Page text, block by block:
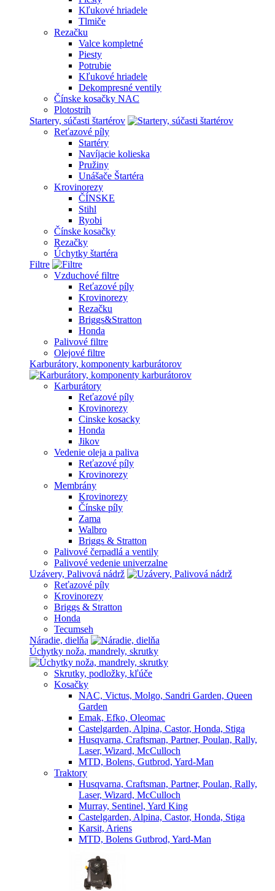
Kľukové hriadele
Tlmiče
Rezačku
Valce kompletné
Piesty
Potrubie
Kľukové hriadele
Dekompresné ventily
Čínske kosačky NAC
Plotostrih
Startery, súčasti štartérov
Reťazové píly
Startéry
Navíjacie kolieska
Pružiny
Unášače Štartéra
Krovinorezy
ČÍNSKE
Stihl
Ryobi
Čínske kosačky
Rezačky
Úchytky štartéra
Filtre
Vzduchové filtre
Reťazové píly
Krovinorezy
Rezačku
Briggs&Stratton
Honda
Palivové filtre
Olejové filtre
Karburátory, komponenty karburátorov
Karburátory
Reťazové píly
Krovinorezy
Cinske kosacky
Honda
Jikov
Vedenie oleja a paliva
Reťazové píly
Krovinorezy
Membrány
Krovinorezy
Čínske píly
Zama
Walbro
Briggs & Stratton
Palivové čerpadlá a ventily
Palivové vedenie univerzalne
Uzávery, Palivová nádrž
Reťazové píly
Krovinorezy
Briggs & Stratton
Honda
Tecumseh
Náradie, dielňa
Úchytky noža, mandrely, skrutky
Skrutky, podložky, kľúče
Kosačky
NAC, Victus, Molgo, Sandri Garden, Queen
Garden
Emak, Efko, Oleomac
Castelgarden, Alpina, Castor, Honda, Stiga
Husqvarna, Craftsman, Partner, Poulan, Rally,
Laser, Wizard, McCulloch
MTD, Bolens, Gutbrod, Yard-Man
Traktory
Husqvarna, Craftsman, Partner, Poulan, Rally,
Laser, Wizard, McCulloch
Murray, Sentinel, Yard King
Castelgarden, Alpina, Castor, Honda, Stiga
Karsit, Ariens
MTD, Bolens Gutbrod, Yard-Man